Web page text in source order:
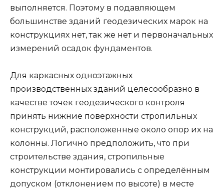
выполняется. Поэтому в подавляющем
большинстве зданий геодезических марок на
конструкциях нет, так же нет и первоначальных
измерений осадок фундаментов.
Для каркасных одноэтажных
производственных зданий целесообразно в
качестве точек геодезического контроля
принять нижние поверхности стропильных
конструкций, расположенные около опор их на
колонны. Логично предположить, что при
строительстве здания, стропильные
конструкции монтировались с определённым
допуском (отклонением по высоте) в месте